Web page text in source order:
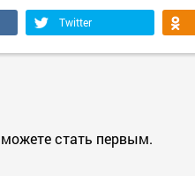
Twitter
стать первым.